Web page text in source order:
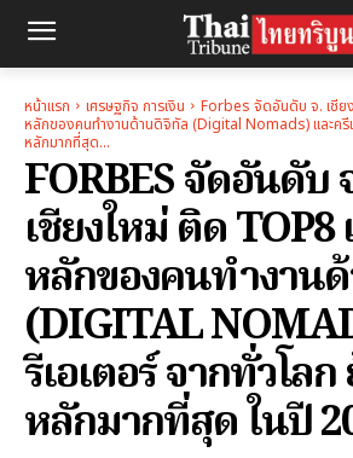
หน้าแรก เศรษฐกิจ การเงิน
Forbes จัดอันดับ จ. เชีย
หลักของคนทำงานด้านดิจิทัล (Digital Nomads) และครีเ
หลักมากที่สุด...
FORBES จัดอันดับ
เชียงใหม่ ติด TOP8
หลักของคนทำงาน
(DIGITAL
รีเอเตอร์ จากทั่วโล
หลักมากที่สุด ในปี